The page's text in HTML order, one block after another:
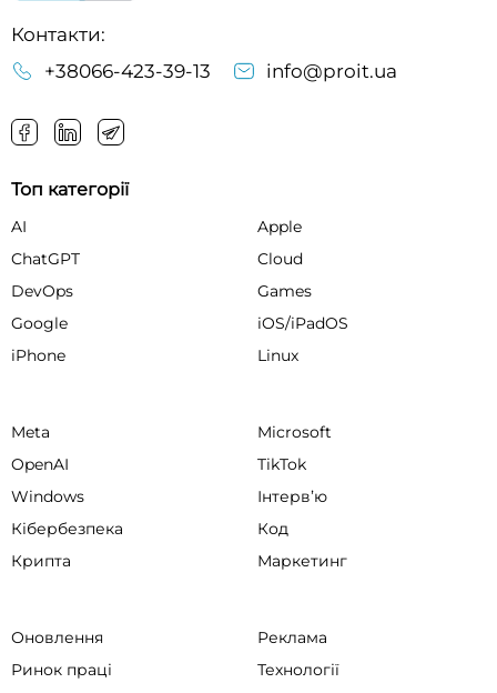
Контакти:
+38066-423-39-13
info@proit.ua
Топ категорії
AI
Apple
ChatGPT
Cloud
DevOps
Games
Google
iOS/iPadOS
iPhone
Linux
Meta
Microsoft
OpenAI
TikTok
Windows
Інтервʼю
Кібербезпека
Код
Крипта
Маркетинг
Оновлення
Реклама
Ринок праці
Технології